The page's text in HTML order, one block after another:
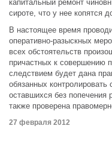
капитальный ремонт
сироте, что у нее копятся
В настоящее время
оперативно-разыскных
всех обстоятельств
причастных к совершению
следствием будет дана
обязанных
оставшихся без
также проверена
27 февраля 2012